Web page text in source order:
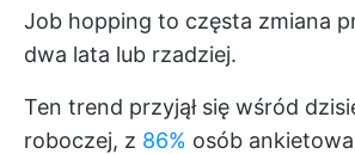
Job hopping to częsta zmiana
dwa lata lub rzadziej.
Ten trend przyjął się wśród
roboczej, z 86% osób